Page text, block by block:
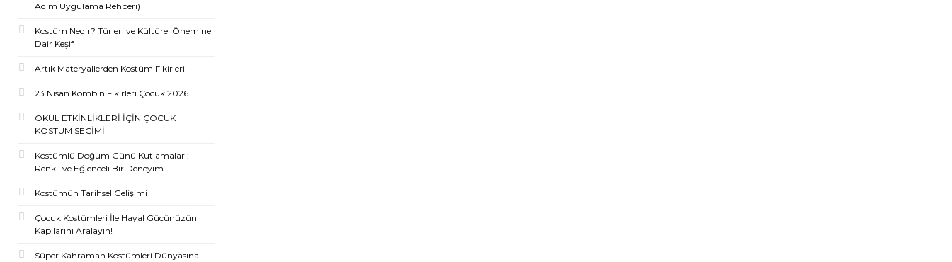
Adım Uygulama Rehberi)
Kostüm Nedir? Türleri ve Kültürel Önemine
Dair Keşif
Artık Materyallerden Kostüm Fikirleri
23 Nisan Kombin Fikirleri Çocuk 2026
OKUL ETKİNLİKLERİ İÇİN ÇOCUK
KOSTÜM SEÇİMİ
Kostümlü Doğum Günü Kutlamaları:
Renkli ve Eğlenceli Bir Deneyim
Kostümün Tarihsel Gelişimi
Çocuk Kostümleri İle Hayal Gücünüzün
Kapılarını Aralayın!
Süper Kahraman Kostümleri Dünyasına